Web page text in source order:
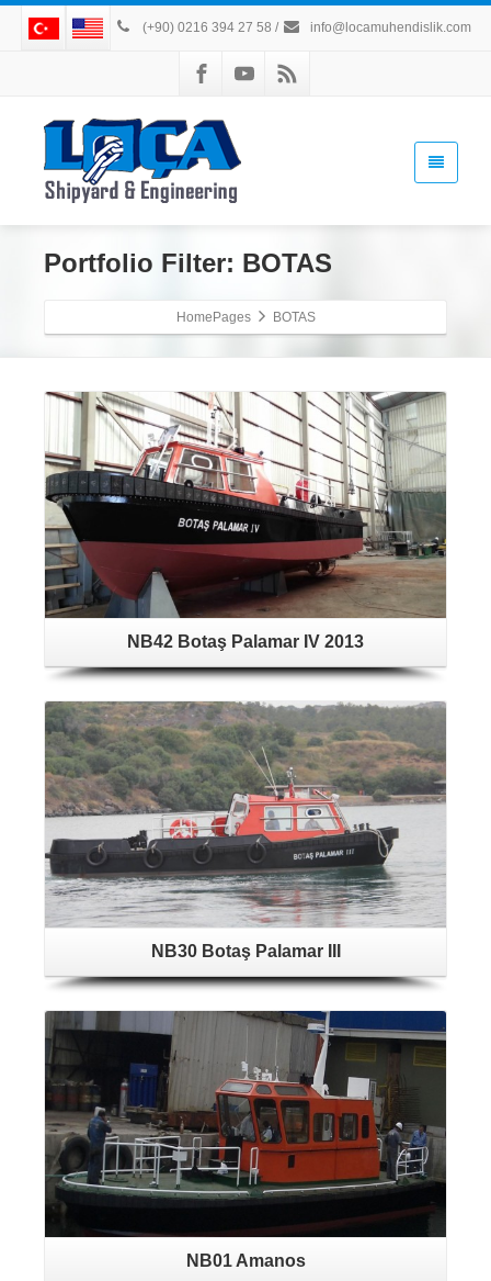
(+90) 0216 394 27 58 / info@locamuhendislik.com
Portfolio Filter: BOTAS
HomePages BOTAS
NB42 Botaş Palamar IV 2013
NB30 Botaş Palamar III
NB01 Amanos